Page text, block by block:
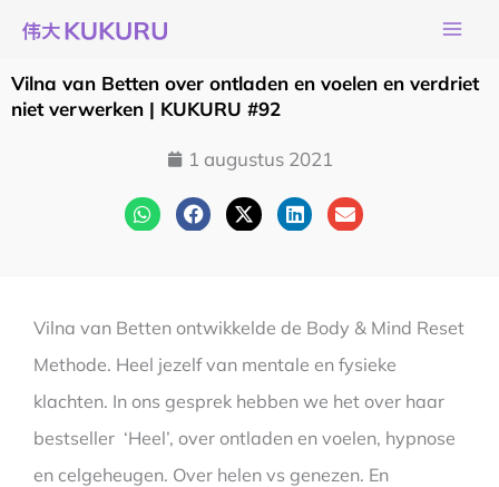
naar
de
inhoud
Vilna van Betten over ontladen en voelen en verdriet
niet verwerken | KUKURU #92
1 augustus 2021
Vilna van Betten ontwikkelde de Body & Mind Reset
Methode. Heel jezelf van mentale en fysieke
klachten. In ons gesprek hebben we het over haar
bestseller ‘Heel’, over ontladen en voelen, hypnose
en celgeheugen. Over helen vs genezen. En